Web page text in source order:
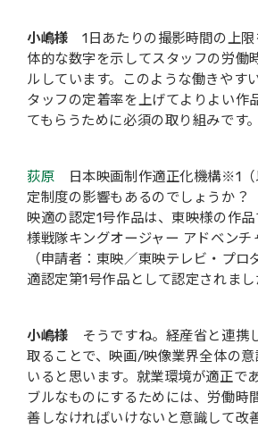
小嶋様1日あたりの撮影時間の上
体的な数字を示してスタッフの労働
ルしています。このような働きやす
タッフの定着率を上げてよりよい作
てもらうために必須の取り組みです。
荻原 日本映画制作適正化機構※1（
定制度の影響もあるのでしょうか？
映適の認定1号作品は、東映様の作
様戦隊キングオージャー アドベンチ
（申請者：東映／東映テレビ・プロ
適認定第1号作品として認定されまし
小嶋様 そうですね。経産省と連携
取ることで、映画/映像業界全体の
いると思います。就業環境が適正で
ブルなものにするためには、労働時
善しなければいけないと意識して改